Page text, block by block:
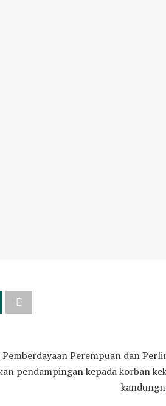
Pemberdayaan Perempuan dan
pendampingan kepada korban